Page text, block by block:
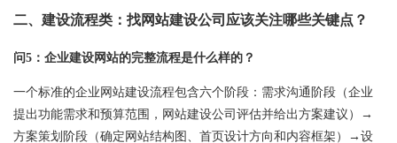
二、建设流程类：找网站建设公司应该关注哪些关键点？
问5：企业建设网站的完整流程是什么样的？
一个标准的企业网站建设流程包含六个阶段：需求沟通阶段（企业
提出功能需求和预算范围，网站建设公司评估并给出方案建议）→
方案策划阶段（确定网站结构图、首页设计方向和内容框架）→设